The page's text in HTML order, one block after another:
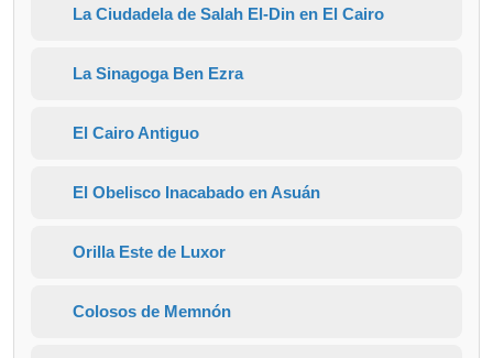
La Ciudadela de Salah El-Din en El Cairo
La Sinagoga Ben Ezra
El Cairo Antiguo
El Obelisco Inacabado en Asuán
Orilla Este de Luxor
Colosos de Memnón